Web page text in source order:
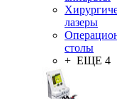
лазеры
столы
+ ЕЩЕ 4